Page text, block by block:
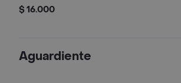
$ 16.000
Aguardiente